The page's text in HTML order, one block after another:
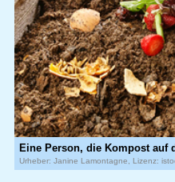
Eine Person, die Kompost auf
Urheber: Janine Lamontagne, Lizenz: